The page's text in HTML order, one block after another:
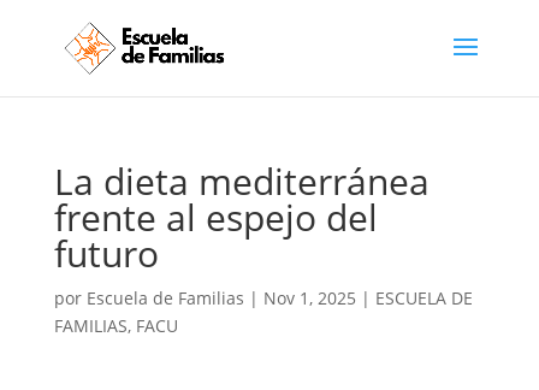
La dieta mediterránea
frente al espejo del
futuro
por Escuela de Familias | Nov 1, 2025 | ESCUELA DE
FAMILIAS, FACU